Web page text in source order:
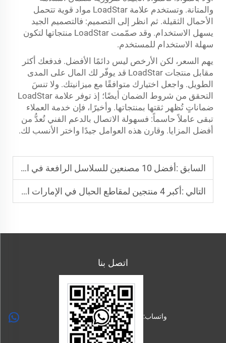
والمتانة. وتستخدم علامة LoadStar مواد قوية تتحمل
الأحمال الثقيلة. ثم انظر إلى التصميم: فالتصميم الجيد
يسهل الاستخدام. وقد صمّمت LoadStar منتجاتها لتكون
سهلة الاستخدام للمستخدم.
يهم السعر، لكن الأرخص ليس دائمًا الأفضل. فدفعك أكثر
مقابل منتجات LoadStar قد يوفّر لك المال على المدى
الطويل. واجعل اختيارك متوافقًا مع ميزانيتك. ولا تنسَ
التحقق من شروط الضمان أيضًا؛ إذ توفر علامة LoadStar
ضماناتٍ تُظهر ثقتها بمنتجاتها. وأخيرًا، فإن خدمة العملاء
تبقى عاملاً حاسماً: فسهولة الاتصال بالدعم الفني تُعدُّ من
أفضل المزايا. وقارن هذه العوامل جيدًا واختر الأنسب لك.
السابق :أفضل 10 مصنعين للسلاسل الرافعة في السعودية
التالي :أكبر 4 منتجين لمقاطع الحبال في الإمارات العربية المتحدة
اتصل بنا
واتساب: